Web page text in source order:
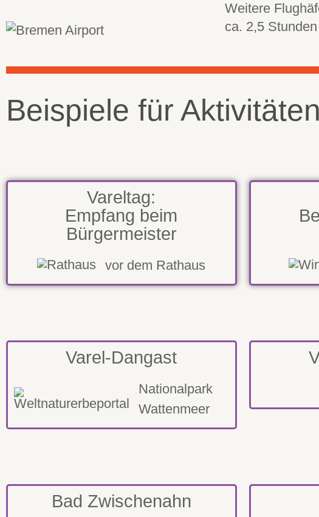
Weitere
ca. 2,5
Beispiele für
Vareltag:
Empfang beim
Bürgermeister
vor dem Rathaus
Varel-Dangast
Nationalpark
Wattenmeer
Bad Zwischenahn